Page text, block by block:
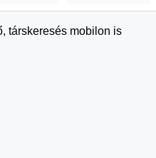
társkeresés mobilon is